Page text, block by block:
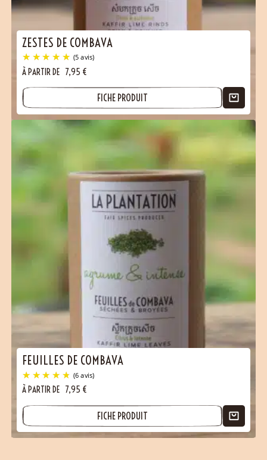
ZESTES DE COMBAVA
À PARTIR DE 7,95 €
FICHE PRODUIT
FEUILLES DE COMBAVA
À PARTIR DE 7,95 €
FICHE PRODUIT